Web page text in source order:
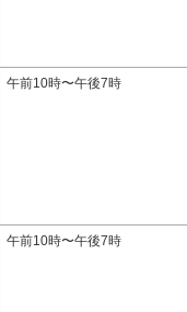
午前10時〜午後7時
午前10時〜午後7時